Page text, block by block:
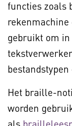
functies zoals
gebruikt om
Het braille-
worden